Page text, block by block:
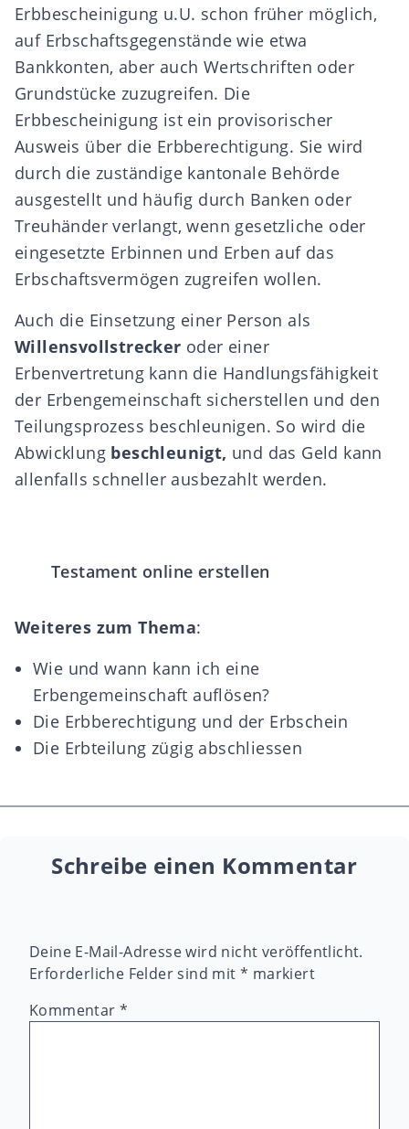
Erbbescheinigung u.U. schon früher möglich,
auf Erbschaftsgegenstände wie etwa
Bankkonten, aber auch Wertschriften oder
Grundstücke zuzugreifen. Die
Erbbescheinigung ist ein provisorischer
Ausweis über die Erbberechtigung. Sie wird
durch diezuständige kantonale Behörde
ausgestellt und häufig durch Banken oder
Treuhänder verlangt, wenn gesetzliche oder
eingesetzte Erbinnen und Erben auf das
Erbschaftsvermögen zugreifen wollen.
Auch die Einsetzung einer Person als
Willensvollstrecker oder einer
Erbenvertretung kann die Handlungsfähigkeit
der Erbengemeinschaft sicherstellen und den
Teilungsprozess beschleunigen. So wird die
Abwicklung beschleunigt, und das Geld kann
allenfalls schneller ausbezahlt werden.
Testament online erstellen
Weiteres zum Thema:
Wie und wann kann ich eine
Erbengemeinschaft auflösen?
Die Erbberechtigung und der Erbschein
Die Erbteilung zügig abschliessen
Schreibe einen Kommentar
Deine E-Mail-Adresse wird nicht veröffentlicht.
Erforderliche Felder sind mit * markiert
Kommentar*